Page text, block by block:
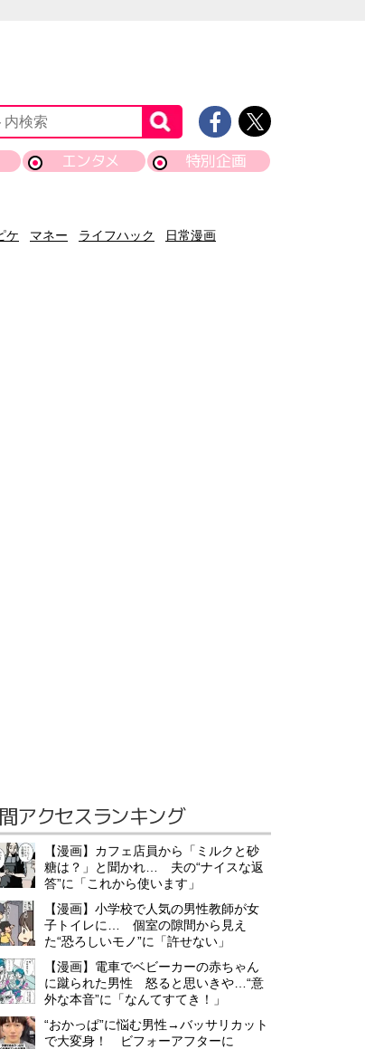
エンタメ 特別企画
ケ マネー ライフハック
日常漫画
アクセスランキング
【漫画】カフェ店員から「ミルクと砂
糖は？」と聞かれ… 夫の“ナイスな返
答”に「これから使います」
【漫画】小学校で人気の男性教師が女
子トイレに… 個室の隙間から見え
た“恐ろしいモノ”に「許せない」
【漫画】電車でベビーカーの赤ちゃん
に蹴られた男性 怒ると思いきや…“意
外な本音”に「なんてすてき！」
“おかっぱ”に悩む男性→バッサリカット
で大変身！ ビフォーアフターに